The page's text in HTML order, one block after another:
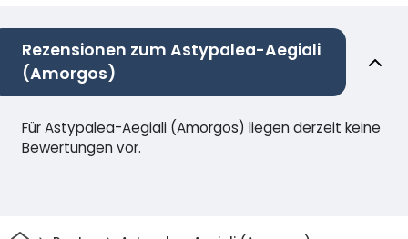
Rezensionen zum Astypalea-Aegiali
(Amorgos)
Für Astypalea-Aegiali (Amorgos) liegen derzeit keine
Bewertungen vor.